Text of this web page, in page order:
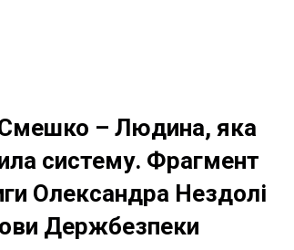
Смешко – Людина, яка
систему. Фрагмент
Олександра Нездолі
Держбезпеки